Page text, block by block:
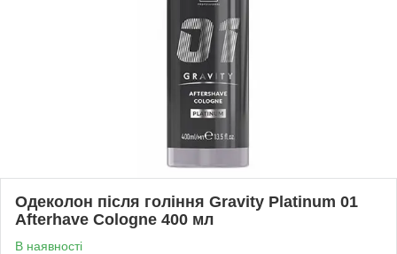
Одеколон після гоління Gravity Platinum 01
Afterhave Cologne 400 мл
В наявності